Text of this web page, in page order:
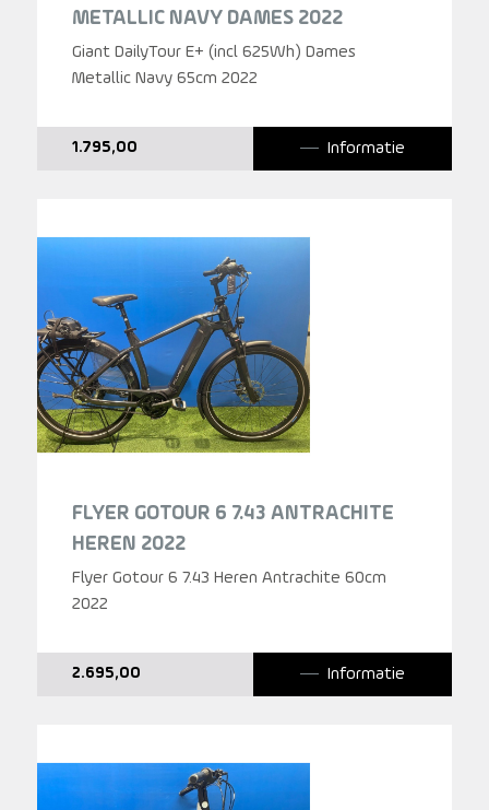
METALLIC NAVY DAMES 2022
Giant DailyTour E+ (incl 625Wh) Dames
Metallic Navy 65cm 2022
1.795,00 Informatie
FLYER GOTOUR 6 7.43 ANTRACHITE
HEREN 2022
Flyer Gotour 6 7.43 Heren Antrachite 60cm
2022
2.695,00 Informatie